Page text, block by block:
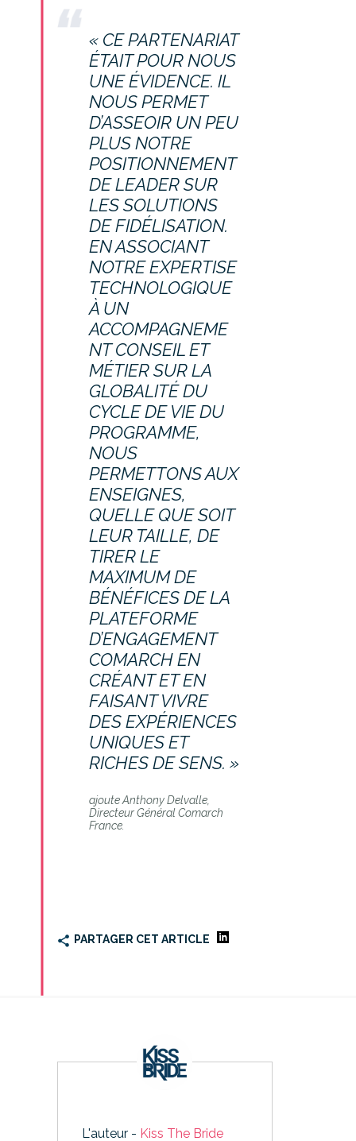
« CE PARTENARIAT
ÉTAIT POUR NOUS
UNE ÉVIDENCE. IL
NOUS PERMET
D’ASSEOIR UN PEU
PLUS NOTRE
POSITIONNEMENT
DE LEADER SUR
LES SOLUTIONS
DE FIDÉLISATION.
EN ASSOCIANT
NOTRE EXPERTISE
TECHNOLOGIQUE
À UN
ACCOMPAGNEME
NT CONSEIL ET
MÉTIER SUR LA
GLOBALITÉ DU
CYCLE DE VIE DU
PROGRAMME,
NOUS
PERMETTONS AUX
ENSEIGNES,
QUELLE QUE SOIT
LEUR TAILLE, DE
TIRER LE
MAXIMUM DE
BÉNÉFICES DE LA
PLATEFORME
D’ENGAGEMENT
COMARCH EN
CRÉANT ET EN
FAISANT VIVRE
DES EXPÉRIENCES
UNIQUES ET
RICHES DE SENS. »
ajoute Anthony Delvalle,
Directeur Général Comarch
France.
PARTAGER CET ARTICLE
L'auteur - Kiss The Bride